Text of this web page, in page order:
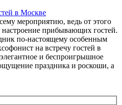
в Москве
мероприятию, ведь от этого
прибывающих гостей.
по-настоящему особенным
на встречу гостей в
и беспроигрышное
праздника и роскоши, а